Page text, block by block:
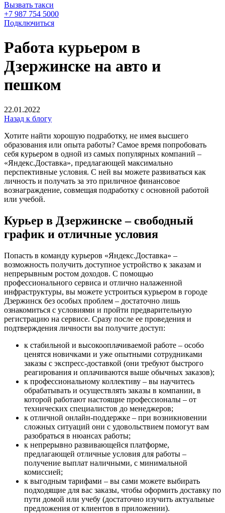
Вызвать такси
+7 987 754 5000
Подключиться
Работа курьером в
Дзержинске на авто и
пешком
22.01.2022
Назад к блогу
Хотите найти хорошую подработку, не имея высшего
образования или опыта работы? Самое время попробовать
себя курьером в одной из самых популярных компаний –
«Яндекс.Доставка», предлагающей максимально
перспективные условия. С ней вы можете развиваться как
личность и получать за это приличное финансовое
вознаграждение, совмещая подработку с основной работой
или учебой.
Курьер в Дзержинске – свободный
график и отличные условия
Попасть в команду курьеров «Яндекс.Доставка» –
возможность получить доступное устройство к заказам и
непрерывным ростом доходов. С помощью
профессионального сервиса и отлично налаженной
инфраструктуры, вы можете устроиться курьером в городе
Дзержинск без особых проблем – достаточно лишь
ознакомиться с условиями и пройти предварительную
регистрацию на сервисе. Сразу после ее проведения и
подтверждения личности вы получите доступ:
к стабильной и высокооплачиваемой работе – особо
ценятся новичками и уже опытными сотрудниками
заказы с экспресс-доставкой (они требуют быстрого
реагирования и оплачиваются выше обычных заказов);
к профессиональному коллективу – вы научитесь
обрабатывать и осуществлять заказы в компании, в
которой работают настоящие профессионалы – от
технических специалистов до менеджеров;
к отличной онлайн-поддержке – при возникновении
сложных ситуаций они с удовольствием помогут вам
разобраться в нюансах работы;
к непрерывно развивающейся платформе,
предлагающей отличные условия для работы –
получение выплат наличными, с минимальной
комиссией;
к выгодным тарифами – вы сами можете выбирать
подходящие для вас заказы, чтобы оформить доставку по
пути домой или учебу (достаточно изучить актуальные
предложения от клиентов в приложении).